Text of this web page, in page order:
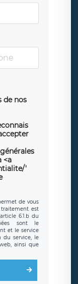
de nos
<a
'
de vous
est
6.1.b du
sont le
et le service
du service, le
ainsi que
formulaire
hébergé par
clauses de
collectées
en sollicite la